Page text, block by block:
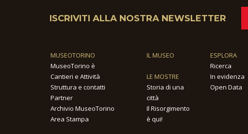
ISCRIVITI ALLA NOSTRA NEWSLETTER
MUSEOTORINO
MuseoTorino è
Cantieri e Attività
Struttura e contatti
Partner
Archivio MuseoTorino
Area Stampa
IL MUSEO
LE MOSTRE
Storia di una
città
Il Risorgimento
è qui!
ESPLORA
Ricerca
In evidenza
Open Data